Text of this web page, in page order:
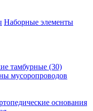
Наборные элементы
тамбурные (30)
мусоропроводов
основания